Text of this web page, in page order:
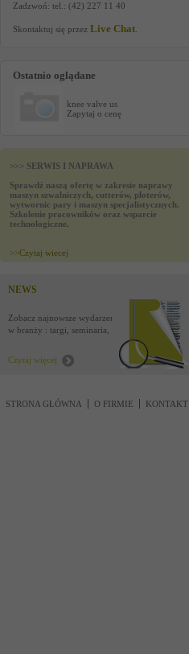
Zadzwoń: tel.: (42) 227 11 40
Skontaktuj się przez Live Chat
Ostatnio oglądane
knee valve us
Zapytaj o cenę
>>> SERWIS I NAPRAWA
Sprawdź naszą ofertę w zakresie naprawy
maszyn szwalniczych, cutterów, ploterów,
wytwornic pary i maszyn specjalistycznych.
Szkolenie pracowników oraz wsparcie
technologiczne.
>>Czytaj wiecej
NEWS
Zobacz najnowsze wydarzenia
w branży : targi, seminaria,
Czytaj więcej
STRONA GŁÓWNA O FIRMIE KONTAKT